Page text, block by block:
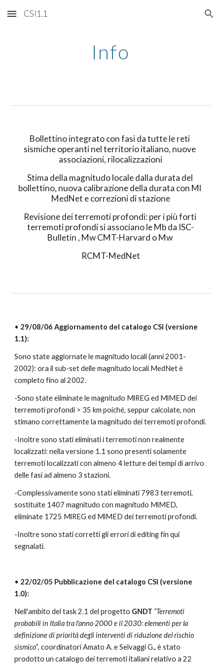
Skip to main content Skip to navigation
CSI1.1
Info
Bollettino integrato con fasi da tutte le reti
sismiche operanti nel territorio italiano, nuove
associazioni, rilocalizzazioni
Stima della magnitudo locale dalla durata del
bollettino, nuova calibrazione della durata con Ml
MedNet e correzioni di stazione
Revisione dei terremoti profondi: per i più forti
terremoti profondi si associano le Mb da ISC-
Bulletin , Mw CMT-Harvard o Mw
RCMT-MedNet
• 29/08/06 Aggiornamento del catalogo CSI (versione
1.1):
Sono state aggiornate le magnitudo locali (anni 2001-
2002): ora il sub-set delle magnitudo locali MedNet è
completo fino al 2002.
-Sono state eliminate le magnitudo MlREG ed MlMED dei
terremoti profondi > 35 km poiché, seppur calcolate, non
stimano correttamente la magnitudo dei terremoti profondi.
-Inoltre sono stati eliminati i terremoti non realmente
localizzati: nella versione 1.1 sono presenti solamente
terremoti localizzati con almeno 4 letture dei tempi di arrivo
delle fasi ad almeno 3 stazioni.
-Complessivamente sono stati eliminati 7983 terremoti,
sostituite 1407 magnitudo con magnitudo MlMED,
eliminate 1725 MlREG ed MlMED dei terremoti profondi.
-Inoltre sono stati corretti gli errori di editing fin qui
segnalati.
• 22/02/05 Pubblicazione del catalogo CSI (versione
1.0):
Nell'ambito del task 2.1 del progetto GNDT “Terremoti
probabili in Italia tra l'anno 2000 e il 2030: elementi per la
definizione di priorità degli interventi di riduzione del rischio
sismico”, coordinatori Amato A. e Selvaggi G., è stato
prodotto un catalogo dei terremoti italiani relativo a 22